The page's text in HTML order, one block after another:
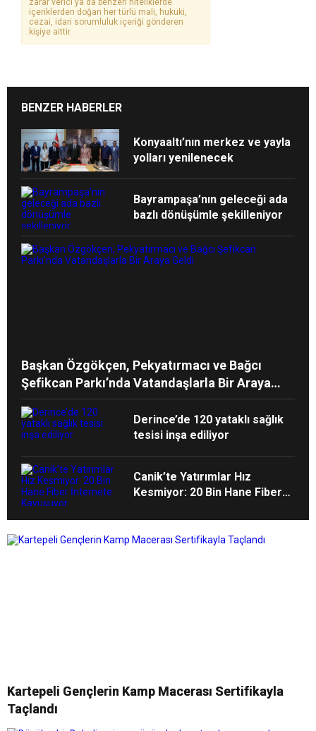
zarar verici ya da benzeri niteliklerde
içeriklerden doğan her türlü mali, hukuki,
cezai, idari sorumluluk içeriği gönderen
kişiye aittir.
BENZER HABERLER
Konyaaltı’nın merkez ve yayla
yolları yenilenecek
Bayrampaşa’nın geleceği ada
bazlı dönüşümle şekilleniyor
Başkan Özgökçen, Pekyatırmacı ve Bağcı
Şefikcan Parkı’nda Vatandaşlarla Bir Araya
Geldi
Derince’de 120 yataklı sağlık
tesisi inşa ediliyor
Canik’te Yatırımlar Hız
Kesmiyor: 20 Bin Hane Fiber
Kartepeli Gençlerin Kamp Macerası Sertifikayla
Taçlandı